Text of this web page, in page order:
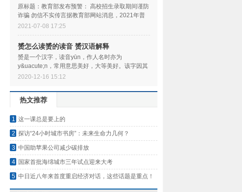
切勿存侥幸心理
原标题：教育部发布预警： 高校招生录取期间谨防
诈骗 勿信不实传言据教育部网站消息，2021年普
通高校招生录取工作即将开始，一些不法分子
2021-07-08 17:25
赟怎么读赟的读音 赟汉语解释
赟是一个汉字，读音yūn，作人名时亦为
y&uacute;n，常用意思美好，大等美好。该字因其
由文、武、贝三字组成，古代&lsquo;贝&rsquo;指
2020-12-16 15:12
热文推荐
1 这一课总是要上的
2 探访“24小时城市书房”：未来生命力几何？
3 中国助苹果公司减少碳排放
4 国家首批海绵城市三年试点迎来大考
5 中日近八年来首度重启经济对话，这些话题是重点！